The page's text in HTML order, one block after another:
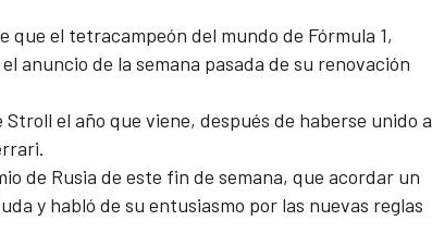
que el tetracampeón del mundo de Fórmula 1,
anuncio de la semana pasada de su renovación
Stroll el año que viene, después de haberse unido a
.
de Rusia de este fin de semana, que acordar un
y habló de su entusiasmo por las nuevas reglas